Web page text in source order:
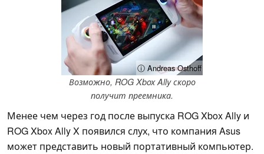
ⓘ Andreas Osthoff
Возможно, ROG Xbox Ally скоро
получит преемника.
Менее чем через год после выпуска ROG Xbox Ally и
ROG Xbox Ally X появился слух, что компания Asus
может представить новый портативный компьютер.